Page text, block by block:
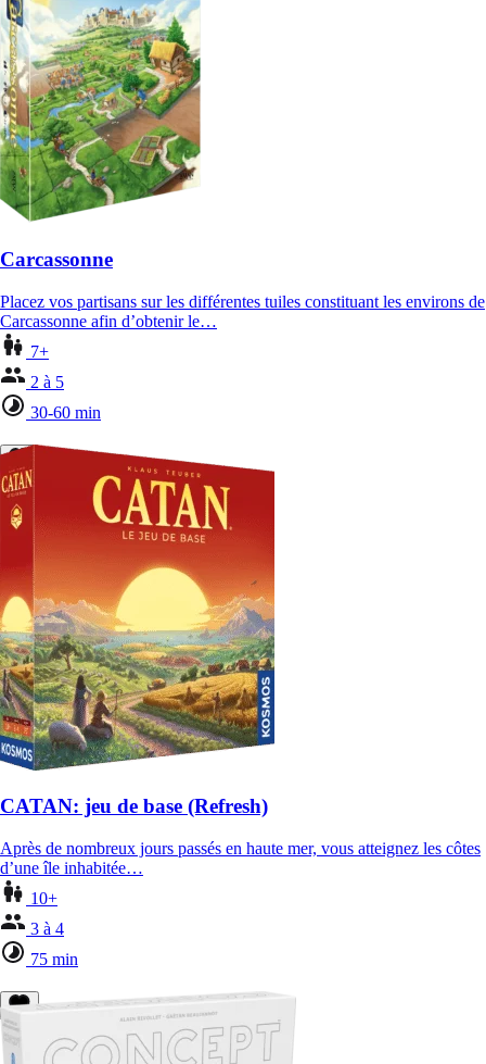
Carcassonne
Placez vos partisans sur les différentes tuiles constituant les environs de
Carcassonne afin d’obtenir le…
7+
2 à 5
30-60 min
CATAN: jeu de base (Refresh)
Après de nombreux jours passés en haute mer, vous atteignez les côtes
d’une île inhabitée…
10+
3 à 4
75 min